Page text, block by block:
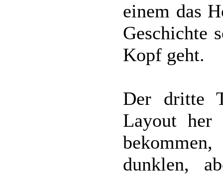
einem das
Geschichte
Kopf geht.
Der dritte
Layout her
dunklen,